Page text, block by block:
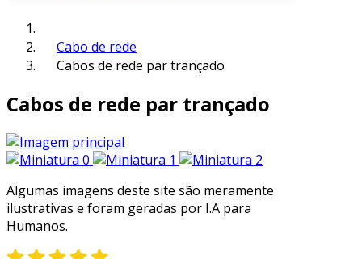
Cabo de rede
Cabos de rede par trançado
Cabos de rede par trançado
Algumas imagens deste site são meramente
ilustrativas e foram geradas por I.A para
Humanos.